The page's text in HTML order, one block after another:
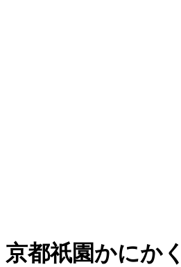
京都祇園かにか